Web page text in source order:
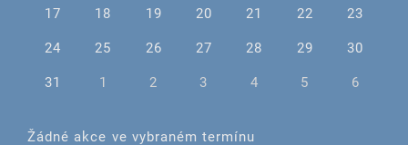
17
18 19 20 21 22
23
24
25 26 27 28 29
30
31
1 2 3 4 5 6
Žádné akce ve vybraném termínu